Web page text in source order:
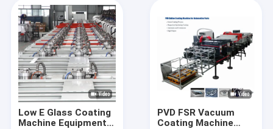
Low E Glass Coating
Machine Equipment
PVD FSR Vacuum
Coating Machine